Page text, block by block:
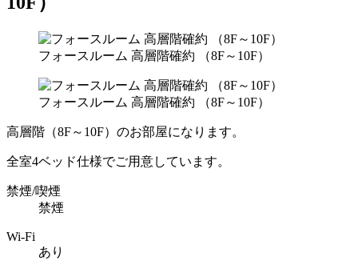
フォースルーム 高層階確約 （8F～10F）
フォースルーム 高層階確約 （8F～10F）
高層階（8F～10F）のお部屋になります。
全室4ベッド仕様でご用意しています。
禁煙/喫煙
禁煙
Wi-Fi
あり